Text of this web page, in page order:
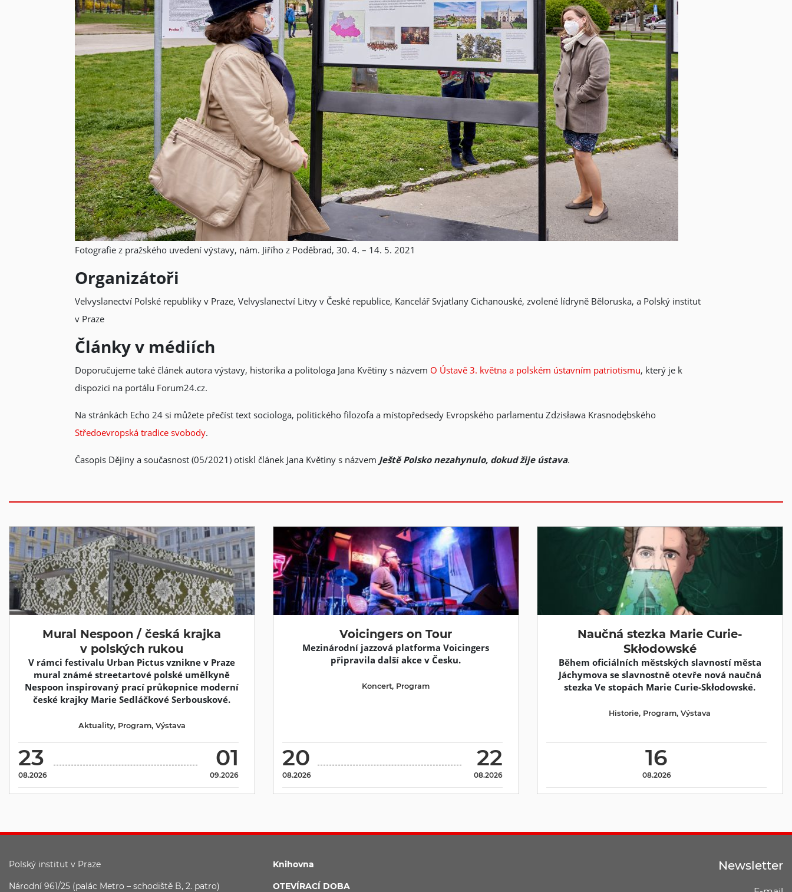
Fotografie z pražského uvedení výstavy, nám. Jiřího z Poděbrad, 30. 4. – 14. 5. 2021
Organizátoři
Velvyslanectví Polské republiky v Praze, Velvyslanectví Litvy v České republice, Kancelář Svjatlany Cichanouské, zvolené lídryně Běloruska, a Polský institut
v Praze
Články v médiích
Doporučujeme také článek autora výstavy, historika a politologa Jana Květiny s názvem O Ústavě 3. května a polském ústavním patriotismu, který je k
dispozici na portálu Forum24.cz.
Na stránkách Echo 24 si můžete přečíst text sociologa, politického filozofa a místopředsedy Evropského parlamentu Zdzisława Krasnodębského
Středoevropská tradice svobody.
Časopis Dějiny a současnost (05/2021) otiskl článek Jana Květiny s názvem Ještě Polsko nezahynulo, dokud žije ústava.
Mural Nespoon / česká krajka
v polských rukou
V rámci festivalu Urban Pictus vznikne v Praze
mural známé streetartové polské umělkyně
Nespoon inspirovaný prací průkopnice moderní
české krajky Marie Sedláčkové Serbouskové.
23
08.2026
01
09.2026
Aktuality, Program, Výstava
Voicingers on Tour
Mezinárodní jazzová platforma Voicingers
připravila další akce v Česku.
20
08.2026
22
08.2026
Koncert, Program
Naučná stezka Marie Curie-
Skłodowské
Během oficiálních městských slavností města
Jáchymova se slavnostně otevře nová naučná
stezka Ve stopách Marie Curie-Skłodowské.
16
08.2026
Historie, Program,Výstava
Polský institut v Praze
Národní 961/25 (palác Metro – schodiště B, 2. patro)
Knihovna
OTEVÍRACÍ DOBA
Newsletter